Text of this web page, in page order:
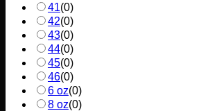
41(0)
42(0)
43(0)
44(0)
45(0)
46(0)
6 oz(0)
8 oz(0)